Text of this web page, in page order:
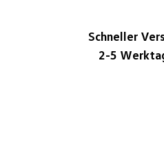
Schneller
2-5